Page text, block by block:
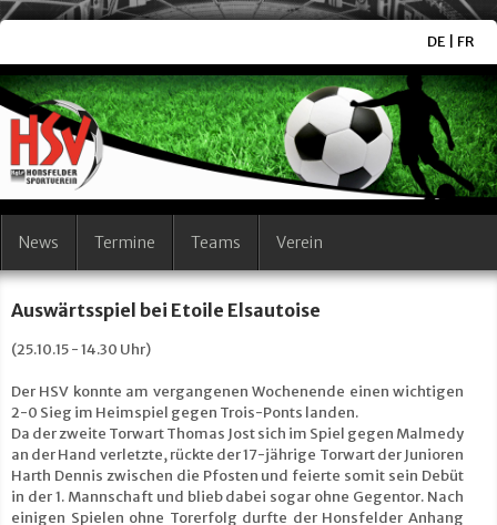
DE FR
News Termine Teams Verein
Auswärtsspiel bei Etoile Elsautoise
(25.10.15 - 14.30 Uhr)
Der HSV konnte am vergangenen Wochenende einen wichtigen
2-0 Sieg im Heimspiel gegen Trois-Ponts landen.
Da der zweite Torwart Thomas Jost sich im Spiel gegen Malmedy
an der Hand verletzte, rückte der 17-jährige Torwart der Junioren
Harth Dennis zwischen die Pfosten und feierte somit sein Debüt
in der 1. Mannschaft und blieb dabei sogar ohne Gegentor. Nach
einigen Spielen ohne Torerfolg durfte der Honsfelder Anhang